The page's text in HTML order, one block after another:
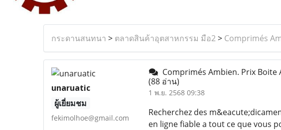
กระดานสนทนา > ตลาดสินค้าอุตสาหกรรม มือ2> Comprimés
unaruatic
ผู้เยี่ยมชม
fekimolhoe@gmail.com
Comprimés Ambien. Prix Boite
(88 อ่าน)
1 พ.ย. 2568 09:38
Recherchez des
en ligne fiable a tout ce que vous